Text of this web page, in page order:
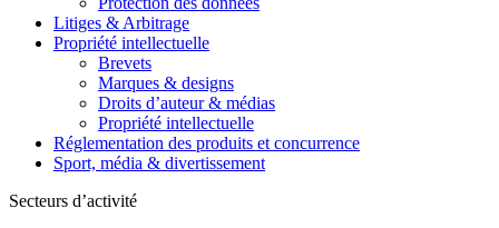
Litiges & Arbitrage
Propriété intellectuelle
Brevets
Marques & designs
Droits d’auteur & médias
Propriété intellectuelle
Réglementation des produits et concurrence
Sport, média & divertissement
Secteurs d’activité